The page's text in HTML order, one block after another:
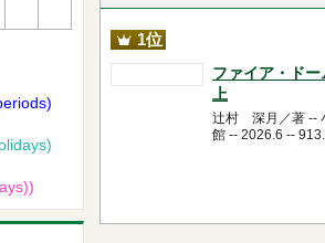
1位
ファイア・ドー
上
辻村 深月／著 --
館 -- 2026.6 --